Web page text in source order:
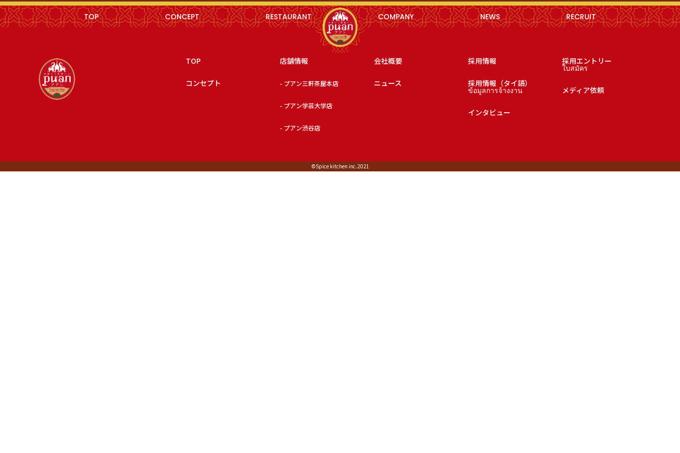
TOP CONCEPT RESTAURANT COMPANY NEWS RECRUIT
TOP
コンセプト
店舗情報
- プアン三軒茶屋本店
- プアン学芸大学店
- プアン渋谷店
会社概要
ニュース
採用情報
採用情報（タイ語）
ข้อมูลการจ้างงาน
インタビュー
採用エントリー
ใบสมัคร
メディア依頼
©︎Spice kitchen inc.2021